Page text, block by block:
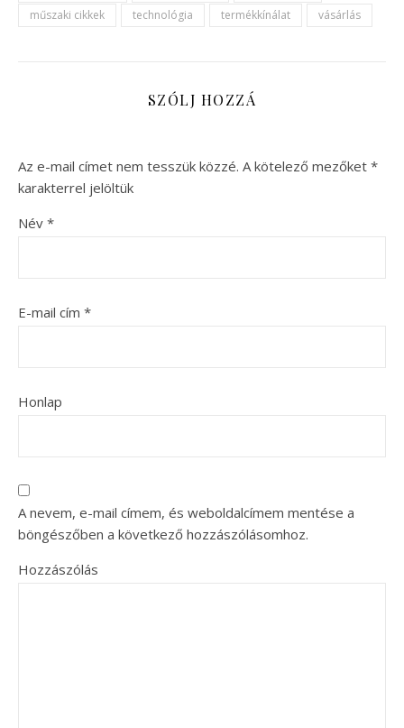
műszaki cikkek
technológia termékkínálat vásárlás
SZÓLJ HOZZÁ
Az e-mail címet nem tesszük közzé. A kötelező mezőket *
karakterrel jelöltük
Név *
E-mail cím *
Honlap
A nevem, e-mail címem, és weboldalcímem mentése a
böngészőben a következő hozzászólásomhoz.
Hozzászólás